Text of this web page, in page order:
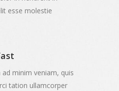
esse molestie
ad minim veniam, quis
tation ullamcorper